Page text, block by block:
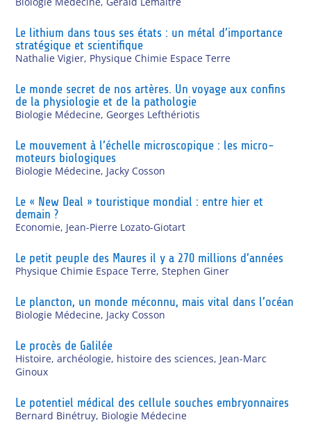
Le lithium dans tous ses états : un métal d’importance
stratégique et scientifique
Nathalie Vigier, Physique Chimie Espace Terre
Le monde secret de nos artères. Un voyage aux confins
de la physiologie et de la pathologie
Biologie Médecine, Georges Lefthériotis
Le mouvement à l’échelle microscopique : les micro-
moteurs biologiques
Biologie Médecine, Jacky Cosson
Le « New Deal » touristique mondial : entre hier et
demain ?
Economie, Jean-Pierre Lozato-Giotart
Le petit peuple des Maures il y a 270 millions d’années
Physique Chimie Espace Terre,Stephen Giner
Le plancton, un monde méconnu, mais vital dans l’océan
Biologie Médecine, Jacky Cosson
Le procès de Galilée
Histoire, archéologie, histoire des sciences, Jean-Marc
Ginoux
Le potentiel médical des cellule souches embryonnaires
Bernard Binétruy, Biologie Médecine